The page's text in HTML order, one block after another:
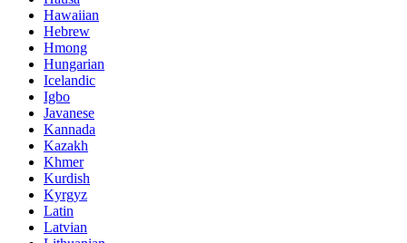
Hawaiian
Hebrew
Hmong
Hungarian
Icelandic
Igbo
Javanese
Kannada
Kazakh
Khmer
Kurdish
Kyrgyz
Latin
Latvian